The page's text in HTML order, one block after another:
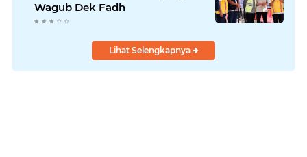
Wagub Dek Fadh
Lihat Selengkapnya